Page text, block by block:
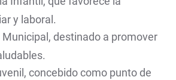
y laboral.
Municipal, destinado a promover
concebido como punto de